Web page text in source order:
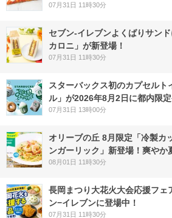
07月31日 11時30分
セブン‐イレブンよくばりサン
カロニ」が新登場！
07月31日 11時30分
スターバックス初のカプセルト
ル」が2026年8月2日に都内限
07月31日 13時00分
オリーブの丘 8月限定「冷製カ
ンガーリック」新登場！爽やか
08月01日 11時30分
長岡まつり大花火大会応援フェ
ン−イレブンに登場中！
07月31日 11時30分